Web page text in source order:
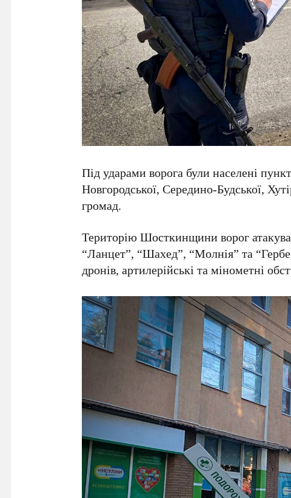
Під ударами ворога були населені
Новгородської, Середино-Будської,
громад.
Територію Шосткинщини ворог
“Ланцет”, “Шахед”, “Молнія” та
дронів, артилерійські та мінометні